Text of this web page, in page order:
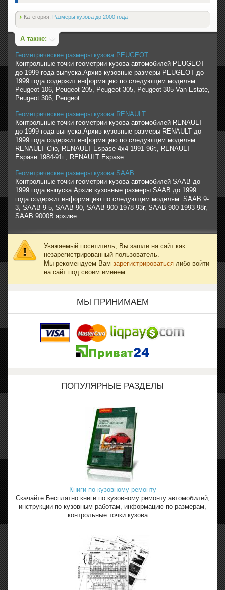
Категория: Размеры кузова до 2000 года
А также:
Геометрические размеры кузова PEUGEOT
Контрольные точки геометрии кузова автомобилей PEUGEOT
до 1999 года выпуска.Архив кузовные размеры PEUGEOT до
1999 года содержит информацию по следующим моделям:
Peugeot 106, Peugeot 205, Peugeot 305, Peugeot 305 Van-Estate,
Peugeot 306, Peugeot
Геометрические размеры кузова RENAULT
Контрольные точки геометрии кузова автомобилей RENAULT
до 1999 года выпуска.Архив кузовные размеры RENAULT до
1999 года содержит информацию по следующим моделям:
RENAULT Clio, RENAULT Espase 4x4 1991-96г., RENAULT
Espase 1984-91г., RENAULT Espase
Геометрические размеры кузова SAAB
Контрольные точки геометрии кузова автомобилей SAAB до
1999 года выпуска.Архив кузовные размеры SAAB до 1999
года содержит информацию по следующим моделям: SAAB 9-
3, SAAB 9-5, SAAB 90, SAAB 900 1978-93г, SAAB 900 1993-98г,
SAAB 9000В архиве
Уважаемый посетитель, Вы зашли на сайт как
незарегистрированный пользователь.
Мы рекомендуем Вам зарегистрироваться либо войти
на сайт под своим именем.
МЫ ПРИНИМАЕМ
ПОПУЛЯРНЫЕ РАЗДЕЛЫ
Книги по кузовному ремонту
Скачайте Бесплатно книги по кузовному ремонту автомобилей,
инструкции по кузовным работам, информацию по размерам,
контрольные точки кузова. ...